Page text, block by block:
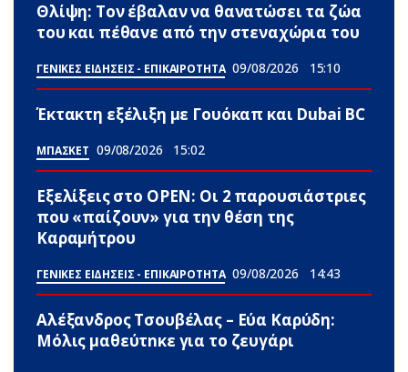
Θλίψη: Τον έβαλαν να θανατώσει τα ζώα
του και πέθανε από την στεναχώρια του
ΓΕΝΙΚΕΣ ΕΙΔΗΣΕΙΣ - ΕΠΙΚΑΙΡΟΤΗΤΑ 09/08/2026 15:10
Έκτακτη εξέλιξη με Γουόκαπ και Dubai BC
ΜΠΑΣΚΕΤ 09/08/2026 15:02
Εξελίξεις στο OPEN: Οι 2 παρουσιάστριες
που «παίζουν» για την θέση της
Καραμήτρου
ΓΕΝΙΚΕΣ ΕΙΔΗΣΕΙΣ - ΕΠΙΚΑΙΡΟΤΗΤΑ 09/08/2026 14:43
Αλέξανδρος Τσουβέλας – Εύα Καρύδη:
Μόλις μαθεύτnκε για το ζευγάρι